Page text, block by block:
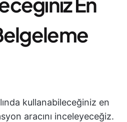
kullanabileceğiniz en
aracını inceleyeceğiz.